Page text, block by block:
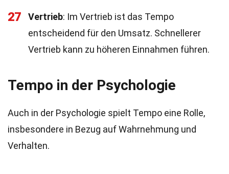
27 Vertrieb: Im Vertrieb ist das Tempo
entscheidend für den Umsatz. Schnellerer
Vertrieb kann zu höheren Einnahmen führen.
Tempo in der Psychologie
Auch in der Psychologie spielt Tempo eine Rolle,
insbesondere in Bezug auf Wahrnehmung und
Verhalten.